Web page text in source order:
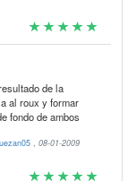
de la
al roux y formar
fondo de ambos
, 08-01-2009